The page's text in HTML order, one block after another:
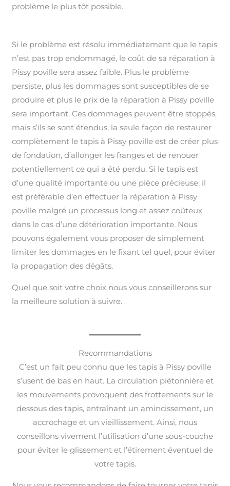
problème le plus tôt possible.
Si le problème est résolu immédiatement que le tapis
n’est pas trop endommagé, le coût de sa réparation à
Pissy poville sera assez faible. Plus le problème
persiste, plus les dommages sont susceptibles de se
produire et plus le prix de la réparation à Pissy poville
sera important. Ces dommages peuvent être stoppés,
mais s’ils se sont étendus, la seule façon de restaurer
complètement le tapis à Pissy poville est de créer plus
de fondation, d’allonger les franges et de renouer
potentiellement ce qui a été perdu. Si le tapis est
d’une qualité importante ou une pièce précieuse, il
est préférable d’en effectuer la réparation à Pissy
poville malgré un processus long et assez coûteux
dans le cas d’une détérioration importante. Nous
pouvons également vous proposer de simplement
limiter les dommages en le fixant tel quel, pour éviter
la propagation des dégâts.
Quel que soit votre choix nous vous conseillerons sur
la meilleure solution à suivre.
Recommandations
C’est un fait peu connu que les tapis à Pissy poville
s’usent de bas en haut. La circulation piétonnière et
les mouvements provoquent des frottements sur le
dessous des tapis, entraînant un amincissement, un
accrochage et un vieillissement. Ainsi, nous
conseillons vivement l’utilisation d’une sous-couche
pour éviter le glissement et l’étirement éventuel de
votre tapis.